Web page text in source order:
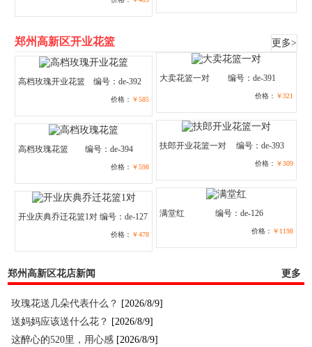
郑州高新区开业花篮 更多>
高档玫瑰开业花篮 编号：de-392
价格： ￥585
大卖花篮一对 编号：de-391
价格： ￥321
高档玫瑰花篮 编号：de-394
价格： ￥598
扶郎开业花篮一对 编号：de-393
价格： ￥309
开业庆典乔迁花篮1对 编号：de-127
价格： ￥478
满堂红 编号：de-126
价格： ￥1198
郑州高新区花店新闻 更多
玫瑰花送几朵代表什么？ [2026/8/9]
送妈妈应该送什么花？ [2026/8/9]
这醉心的520里，用心感 [2026/8/9]